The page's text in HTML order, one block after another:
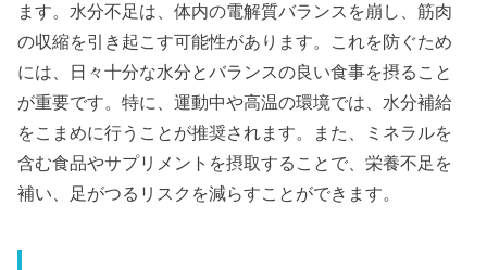
ます。水分不足は、体内の電解質バランスを崩し、筋肉
の収縮を引き起こす可能性があります。これを防ぐため
には、日々十分な水分とバランスの良い食事を摂ること
が重要です。特に、運動中や高温の環境では、水分補給
をこまめに行うことが推奨されます。また、ミネラルを
含む食品やサプリメントを摂取することで、栄養不足を
補い、足がつるリスクを減らすことができます。